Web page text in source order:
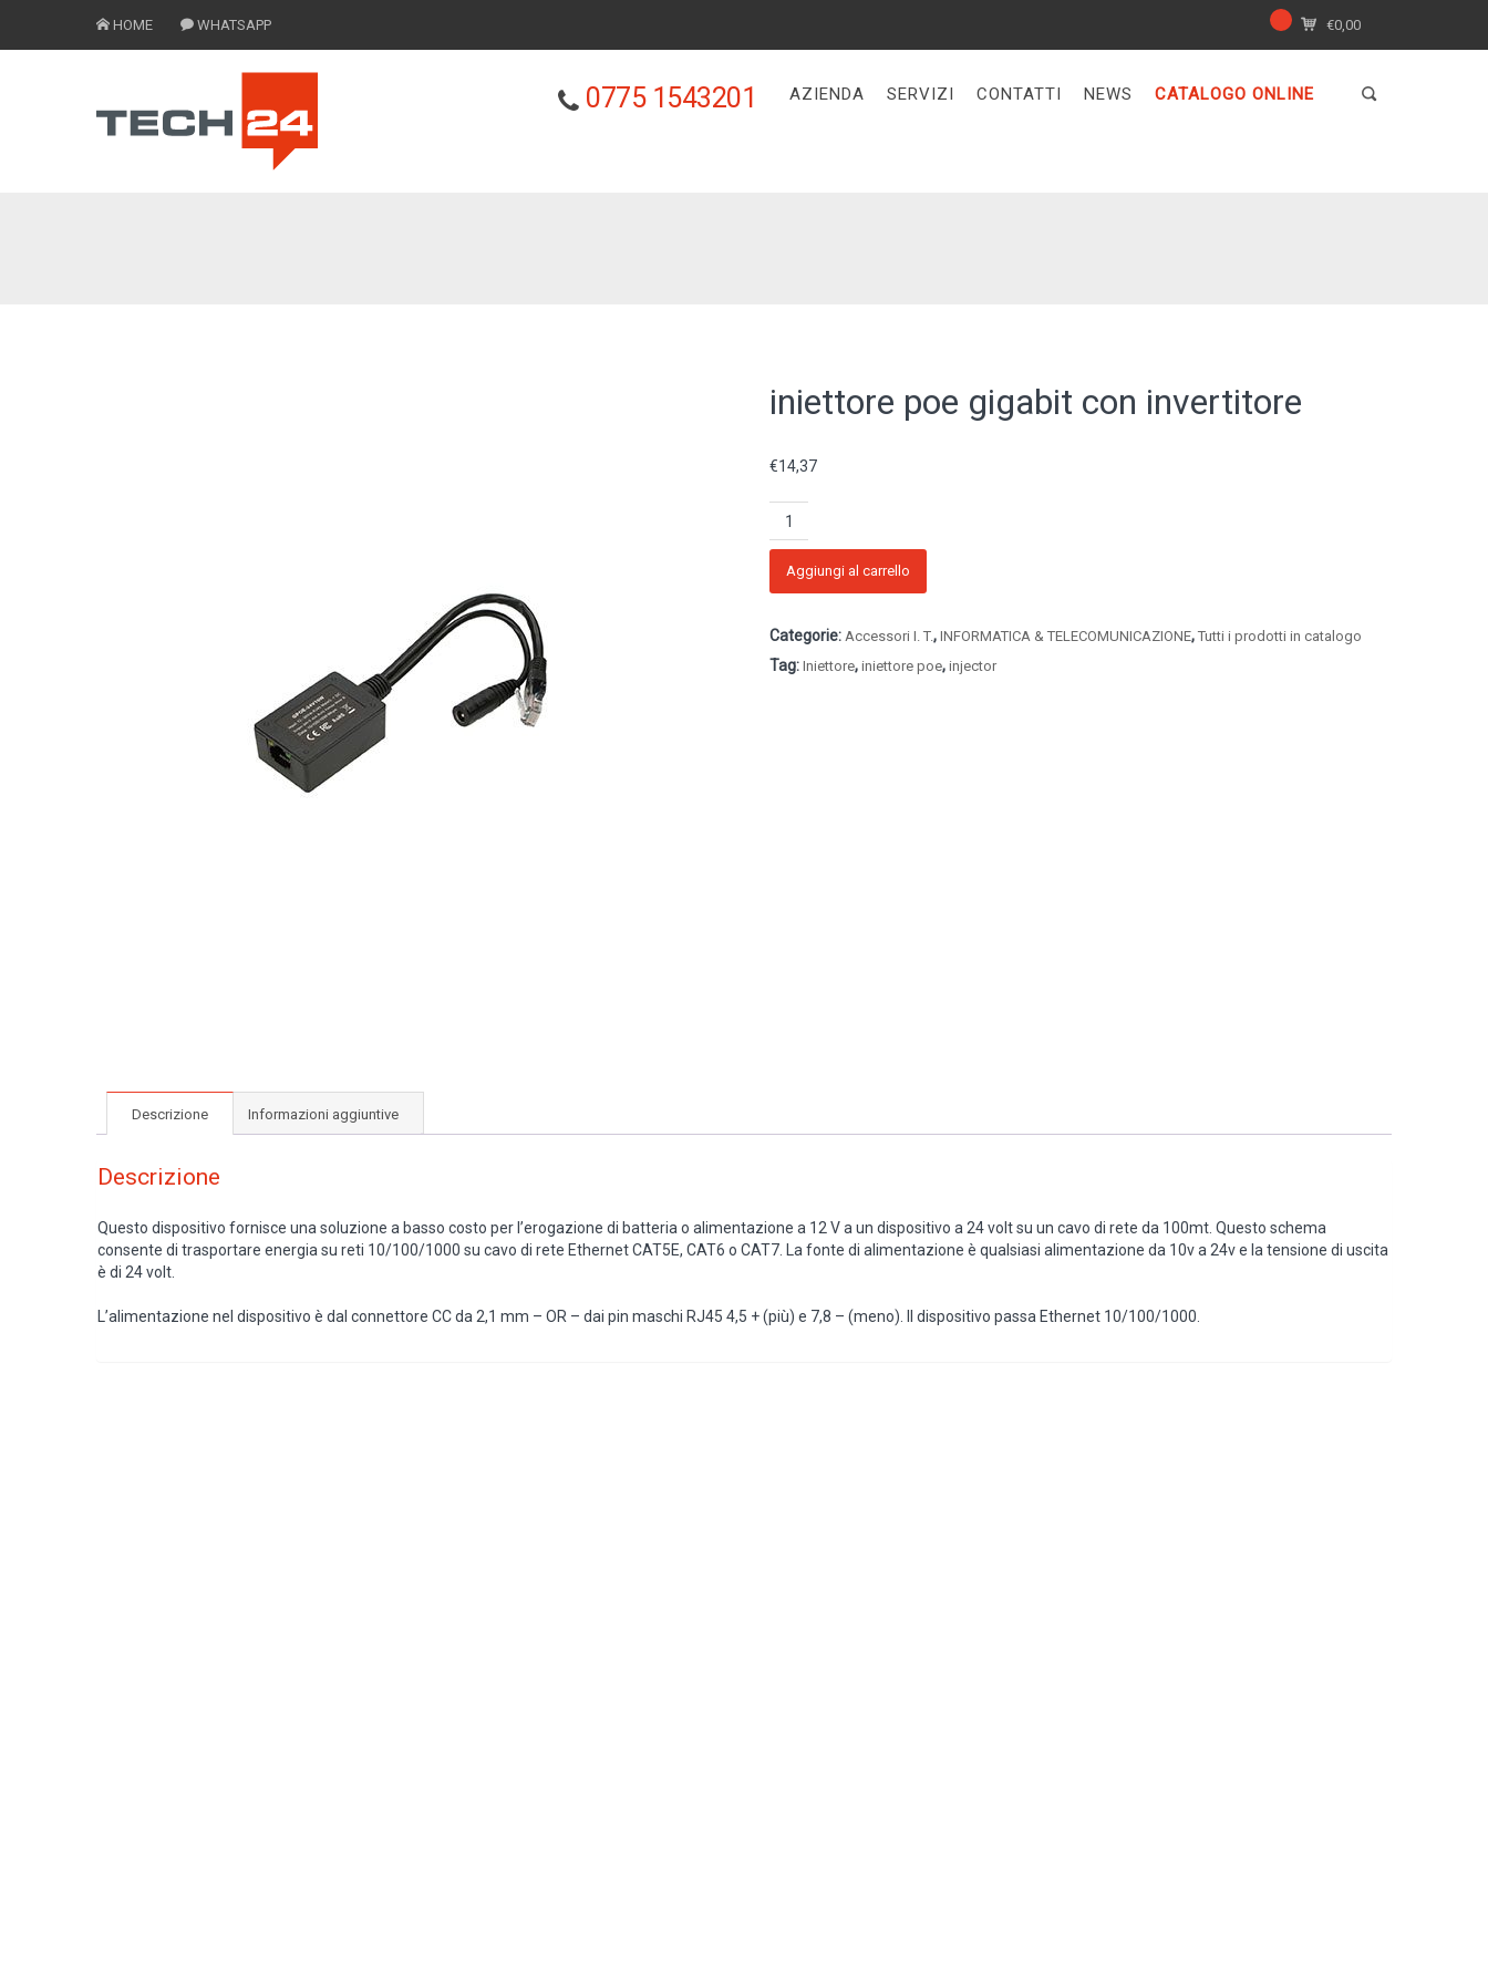
HOME WHATSAPP €0,00
0775 1543201 AZIENDA SERVIZI CONTATTI NEWS CATALOGO ONLINE
iniettore poe gigabit con invertitore
€14,37
iniettore
poe
gigabit
con
invertitore
Aggiungi al carrello
Categorie: Accessori I. T.,INFORMATICA & TELECOMUNICAZIONE,Tutti i prodotti in catalogo
Tag:Iniettore,iniettore poe,injector
Descrizione Informazioni aggiuntive
Descrizione
Questo dispositivo fornisce una soluzione a basso costo per l’erogazione di batteria o alimentazione a 12 V a un dispositivo a 24 volt su un cavo di rete da 100mt. Questo schema
consente di trasportare energia su reti 10/100/1000 su cavo di rete Ethernet CAT5E, CAT6 o CAT7. La fonte di alimentazione è qualsiasi alimentazione da 10v a 24v e la tensione di uscita
è di 24 volt.
L’alimentazione nel dispositivo è dal connettore CC da 2,1 mm – OR – dai pin maschi RJ45 4,5 + (più) e 7,8 – (meno). Il dispositivo passa Ethernet 10/100/1000.